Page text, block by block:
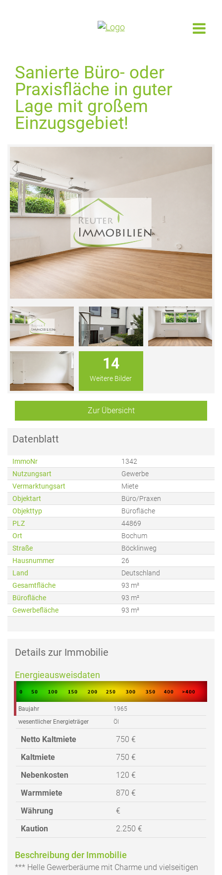
Sanierte Büro- oder
Praxisfläche in guter
Lage mit großem
Einzugsgebiet!
14
Weitere Bilder
Zur Übersicht
Datenblatt
ImmoNr
1342
Nutzungsart
Gewerbe
Vermarktungsart
Miete
Objektart
Büro/Praxen
Objekttyp
Bürofläche
PLZ
44869
Ort
Bochum
Straße
Böcklinweg
Hausnummer
26
Land
Deutschland
Gesamtfläche
93 m²
Bürofläche
93 m²
Gewerbefläche
93 m²
Details zur Immobilie
Energieausweisdaten
Baujahr
1965
wesentlicher Energieträger
Öl
Netto Kaltmiete
750 €
Kaltmiete
750 €
Nebenkosten
120 €
Warmmiete
870 €
Währung
€
Kaution
2.250 €
Beschreibung der Immobilie
*** Helle Gewerberäume mit Charme und vielseitigen